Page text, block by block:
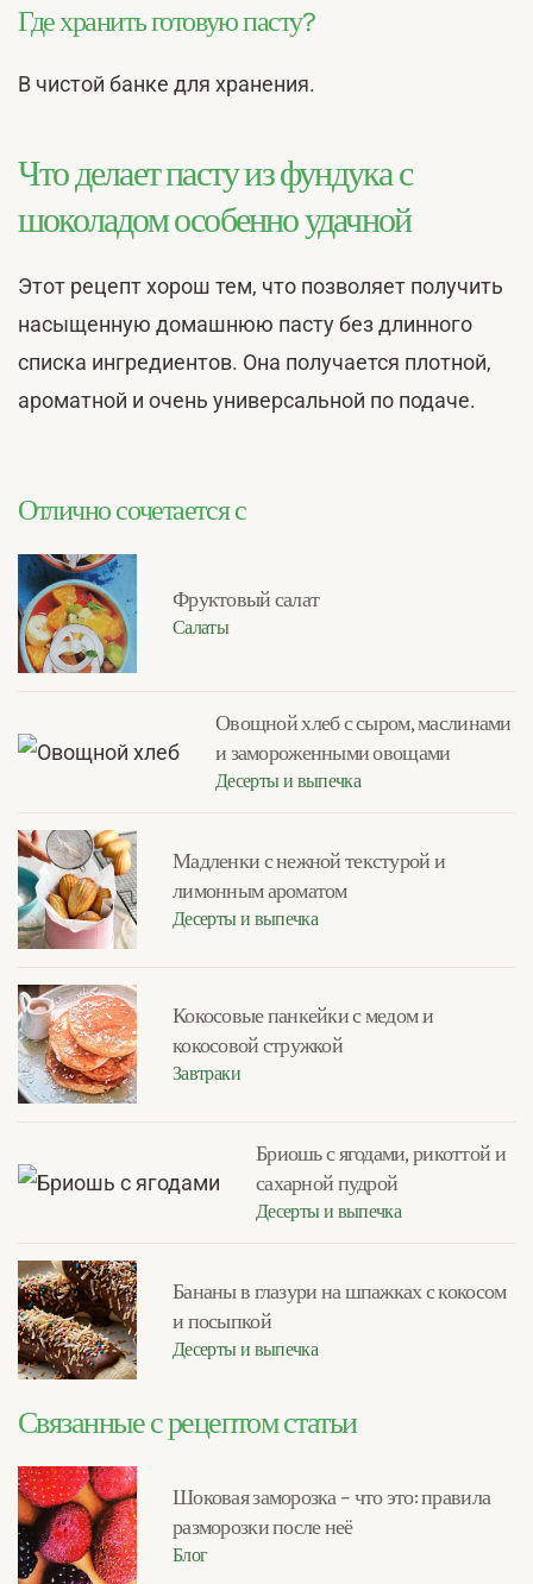
Где хранить готовую пасту?
В чистой банке для хранения.
Что делает пасту из фундука с
шоколадом особенно удачной
Этот рецепт хорош тем, что позволяет получить
насыщенную домашнюю пасту без длинного
списка ингредиентов. Она получается плотной,
ароматной и очень универсальной по подаче.
Отлично сочетается с
Фруктовый салат
Салаты
Овощной хлеб с сыром, маслинами
и замороженными овощами
Десерты и выпечка
Мадленки с нежной текстурой и
лимонным ароматом
Десерты и выпечка
Кокосовые панкейки с медом и
кокосовой стружкой
Завтраки
Бриошь с ягодами, рикоттой и
сахарной пудрой
Десерты и выпечка
Бананы в глазури на шпажках с кокосом
и посыпкой
Десерты и выпечка
Связанные с рецептом статьи
Шоковая заморозка – что это: правила
разморозки после неё
Блог